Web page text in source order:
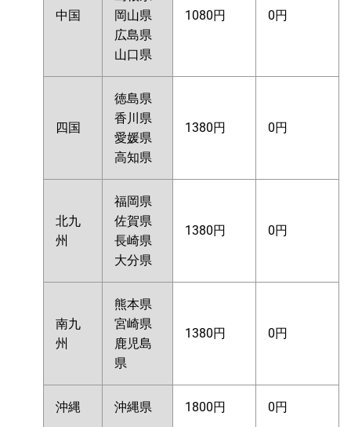
中国
岡山県
広島県
山口県
1080円 0円
四国
徳島県
香川県
愛媛県
高知県
1380円 0円
北九
州
福岡県
佐賀県
長崎県
大分県
1380円 0円
南九
州
熊本県
宮崎県
鹿児島
県
1380円 0円
沖縄 沖縄県 1800円 0円